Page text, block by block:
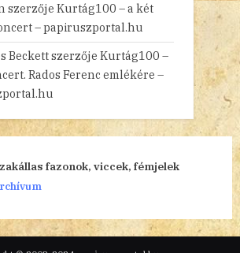
szerzője Kurtág100 – a két
– papiruszportal.hu
Beckettszerzője Kurtág100 –
Rados Ferenc emlékére –
fazonok, viccek, fémjelek